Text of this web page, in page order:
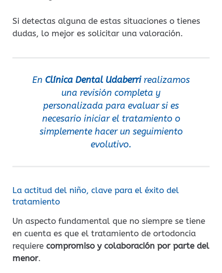
Si detectas alguna de estas situaciones o tienes
dudas, lo mejor es solicitar una valoración.
En Clínica Dental Udaberrirealizamos
una revisión completa y
personalizada para evaluar si es
necesario iniciar el tratamiento o
simplemente hacer un seguimiento
evolutivo.
La actitud del niño, clave para el éxito del
tratamiento
Un aspecto fundamental que no siempre se tiene
en cuenta es que el tratamiento de ortodoncia
requiere compromiso y colaboración por parte del
menor.